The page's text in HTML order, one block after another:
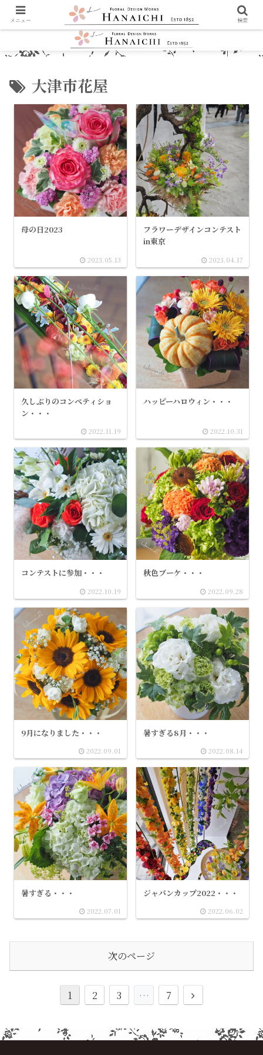
大津市花屋
母の日2023
2023.05.13
フラワーデザインコンテスト
in東京
2023.04.17
久しぶりのコンペティショ
ン・・・
2022.11.19
ハッピーハロウィン・・・
2022.10.31
コンテストに参加・・・
2022.10.19
秋色ブーケ・・・
2022.09.28
9月になりました・・・
2022.09.01
暑すぎる8月・・・
2022.08.14
暑すぎる・・・
2022.07.01
ジャパンカップ2022・・・
2022.06.02
次のページ
1 2 3 … 7
メニュー 検索